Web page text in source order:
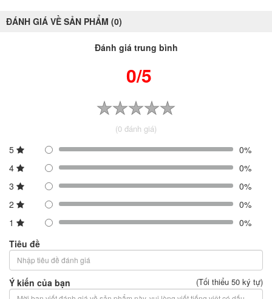
ĐÁNH GIÁ VỀ SẢN PHẨM (0)
Đánh giá trung bình
0/5
(0 đánh giá)
5
0%
4
0%
3
0%
2
0%
1
0%
Tiêu đề
Ý kiến của bạn (Tối thiểu 50 ký tự)